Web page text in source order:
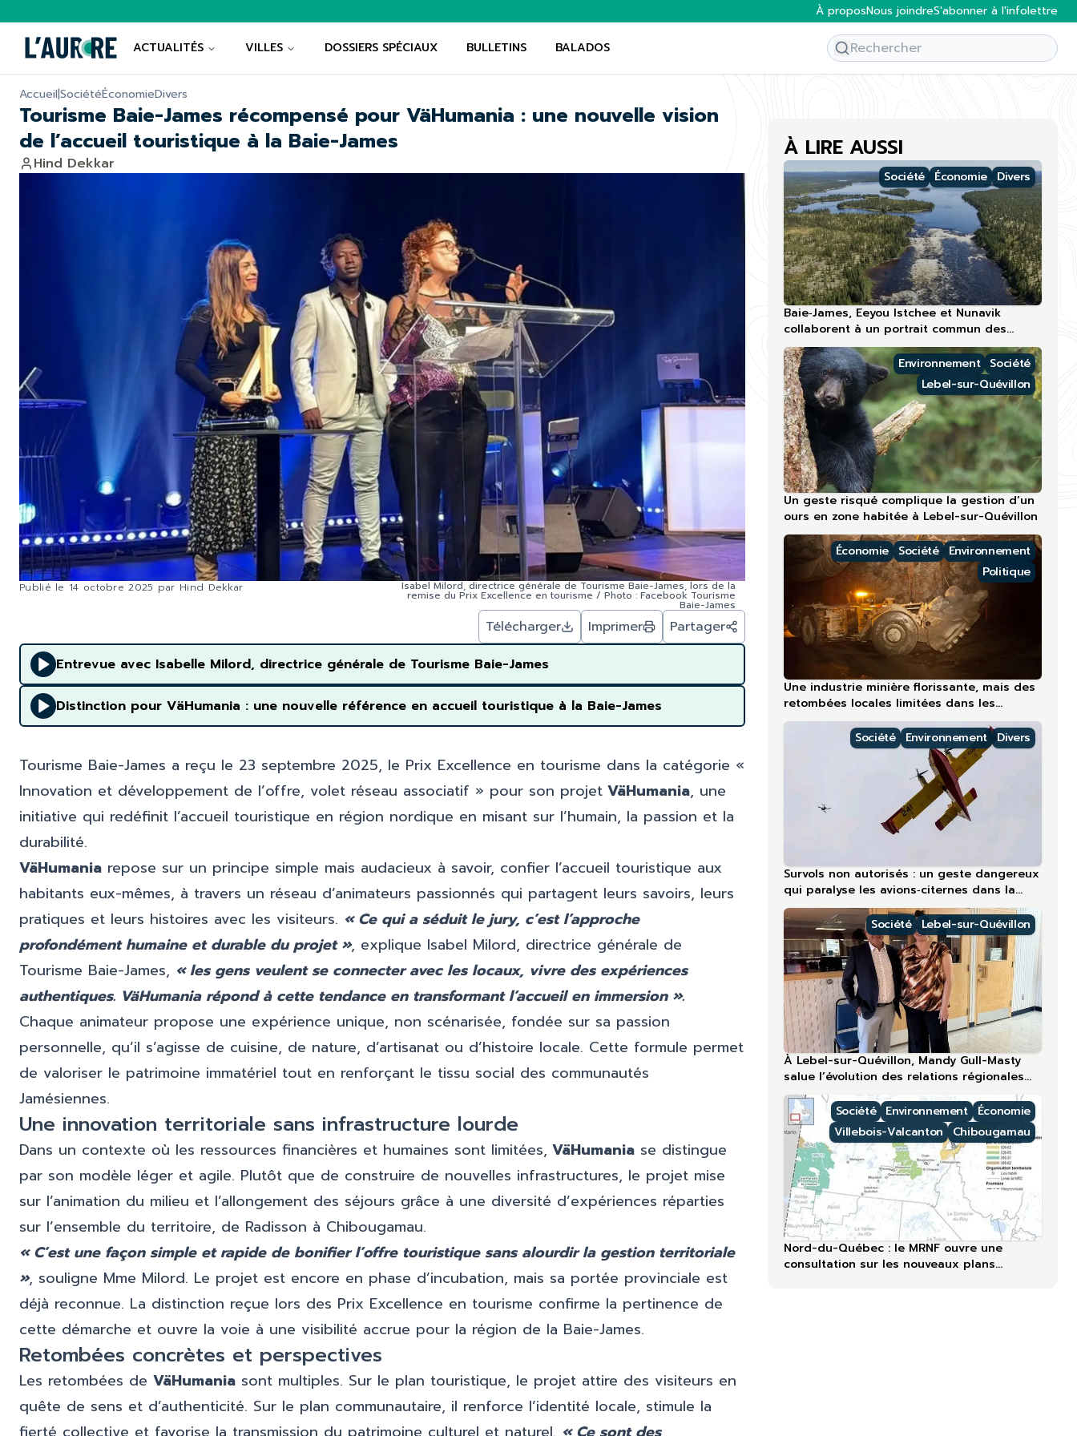
À proposNous joindreS'abonner à l'infolettre
ACTUALITÉS VILLES DOSSIERS SPÉCIAUX BULLETINS BALADOS
Accueil|SociétéÉconomieDivers
Tourisme Baie-James récompensé pour VäHumania : une nouvelle vision
de l’accueil touristique à la Baie-James
Hind Dekkar
Publié le 14 octobre 2025 par Hind Dekkar Isabel Milord, directrice générale de Tourisme Baie-James, lors de la
remise du Prix Excellence en tourisme / Photo : Facebook Tourisme
Baie-James
Télécharger Imprimer
Partager
Entrevue avec Isabelle Milord, directrice générale de Tourisme Baie-James
Distinction pour VäHumania : une nouvelle référence en accueil touristique à la Baie-James
Tourisme Baie-James a reçu le 23 septembre 2025, le Prix Excellence en tourisme dans la catégorie «
Innovation et développement de l’offre, volet réseau associatif » pour son projet VäHumania, une
initiative qui redéfinit l’accueil touristique en région nordique en misant sur l’humain, la passion et la
durabilité.
VäHumania repose sur un principe simple mais audacieux à savoir, confier l’accueil touristique aux
habitants eux-mêmes, à travers un réseau d’animateurs passionnés qui partagent leurs savoirs, leurs
pratiques et leurs histoires avec les visiteurs. « Ce qui a séduit le jury, c’est l’approche
profondément humaine et durable du projet », explique Isabel Milord, directrice générale de
Tourisme Baie-James, « les gens veulent se connecter avec les locaux, vivre des expériences
authentiques. VäHumania répond à cette tendance en transformant l’accueil en immersion ».
Chaque animateur propose une expérience unique, non scénarisée, fondée sur sa passion
personnelle, qu’il s’agisse de cuisine, de nature, d’artisanat ou d’histoire locale. Cette formule permet
de valoriser le patrimoine immatériel tout en renforçant le tissu social des communautés
Jamésiennes.
Une innovation territoriale sans infrastructure lourde
Dans un contexte où les ressources financières et humaines sont limitées, VäHumania se distingue
par son modèle léger et agile. Plutôt que de construire de nouvelles infrastructures, le projet mise
sur l’animation du milieu et l’allongement des séjours grâce à une diversité d’expériences réparties
sur l’ensemble du territoire, de Radisson à Chibougamau.
« C’est une façon simple et rapide de bonifier l’offre touristique sans alourdir la gestion territoriale
», souligne Mme Milord. Le projet est encore en phase d’incubation, mais sa portée provinciale est
déjà reconnue. La distinction reçue lors des Prix Excellence en tourisme confirme la pertinence de
cette démarche et ouvre la voie à une visibilité accrue pour la région de la Baie-James.
Retombées concrètes et perspectives
Les retombées de VäHumania sont multiples. Sur le plan touristique, le projet attire des visiteurs en
quête de sens et d’authenticité. Sur le plan communautaire, il renforce l’identité locale, stimule la
À LIRE AUSSI
Société Économie Divers
Baie‑James, Eeyou Istchee et Nunavik
collaborent à un portrait commun des
compétences touristiques
Environnement Société
Lebel-sur-Quévillon
Un geste risqué complique la gestion d’un
ours en zone habitée à Lebel-sur-Quévillon
Économie Société
Environnement
Politique
Une industrie minière florissante, mais des
retombées locales limitées dans les
régions nordiques
Société
Environnement Divers
Survols non autorisés : un geste dangereux
qui paralyse les avions‑citernes dans la
région la plus touchée en 2026
Société
Lebel-sur-Quévillon
À Lebel-sur-Quévillon, Mandy Gull-Masty
salue l’évolution des relations régionales
lors du 60ᵉ anniversaire
Société
Environnement
Économie
Villebois-Valcanton
Chibougamau
Nord-du-Québec : le MRNF ouvre une
consultation sur les nouveaux plans